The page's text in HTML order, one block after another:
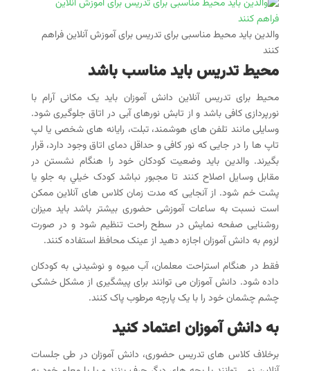
والدین باید محیط مناسبی برای تدریس برای آموزش آنلاین فراهم
کنند
محیط تدریس باید مناسب باشد
محیط برای تدریس آنلاین دانش آموزان باید یک مکانی آرام با
نورپردازی کافی باشد و از تابش نورهای آبی در اتاق جلوگیری شود.
وسایلی مانند تلفن های هوشمند، تبلت، رایانه های شخصی یا لپ
تاپ ها را در جایی که نور کافی و حداقل دمای اتاق وجود دارد، قرار
بگیرند. والدین باید وضعيت كودكان خود را هنگام نشستن در
مقابل وسايل اصلاح كنند تا مجبور نباشد کودک خيلي به جلو يا
پشت خم شود. از آنجایی که مدت زمان کلاس های آنلاین ممکن
است نسبت به ساعات آموزشی حضوری بیشتر باشد باید میزان
روشنایی صفحه نمایش در سطح راحت تنظیم شود و در صورت
لزوم به دانش آموزان اجازه دهید از عینک محافظ استفاده کنند.
فقط در هنگام استراحت معلمان، آب میوه و نوشیدنی به کودکان
داده شود. دانش آموزان می توانند برای پیشگیری از مشکل خشکی
چشم چشمان خود را با یک پارچه مرطوب پاک کنند.
به دانش آموزان اعتماد کنید
برخلاف کلاس های تدریس حضوری، دانش آموزان در طی جلسات